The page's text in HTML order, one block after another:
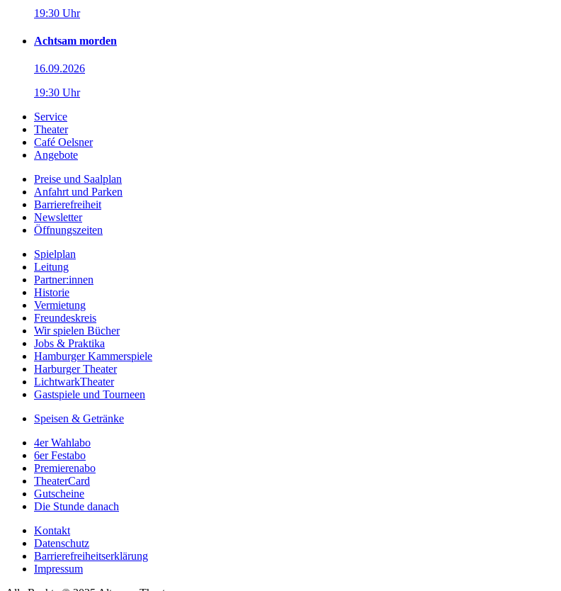
19:30 Uhr
Achtsam morden
16.09.2026
19:30 Uhr
Service
Theater
Café Oelsner
Angebote
Preise und Saalplan
Anfahrt und Parken
Barrierefreiheit
Newsletter
Öffnungszeiten
Spielplan
Leitung
Partner:innen
Historie
Vermietung
Freundeskreis
Wir spielen Bücher
Jobs & Praktika
Hamburger Kammerspiele
Harburger Theater
LichtwarkTheater
Gastspiele und Tourneen
Speisen & Getränke
4er Wahlabo
6er Festabo
Premierenabo
TheaterCard
Gutscheine
Die Stunde danach
Kontakt
Datenschutz
Barrierefreiheitserklärung
Impressum